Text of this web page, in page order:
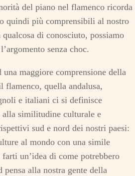
del piano nel flamenco ricorda
quindi più comprensibili al nostro
di conosciuto, possiamo
senza choc.
maggiore comprensione della
flamenco, quella andalusa,
e italiani ci si definisce
alla similitudine culturale e
sud e nord dei nostri paesi:
al mondo con una simile
un’idea di come potrebbero
pensa alla nostra gente della